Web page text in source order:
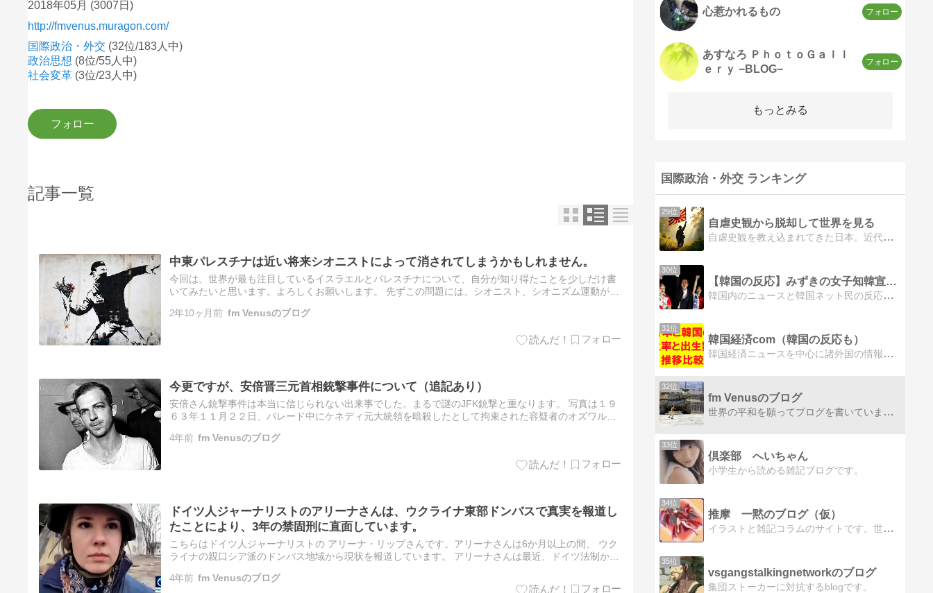
2018年05月 (3007日)
http://fmvenus.muragon.com/
国際政治・外交 (32位/183人中)
政治思想 (8位/55人中)
社会変革 (3位/23人中)
記事一覧
中東パレスチナは近い将来シオニストによって消されてしまうかもしれません。
今回は、世界が最も注目しているイスラエルとパレスチナについて、自分が知り得たことを少しだけ書
いてみたいと思います。よろしくお願いします。 先ずこの問題には、シオニスト、シオニズム運動が必
故…
2年10ヶ月前 fm Venusのブログ
今更ですが、安倍晋三元首相銃撃事件について（追記あり）
安倍さん銃撃事件は本当に信じられない出来事でした。まるで謎のJFK銃撃と重なります。 写真は１９
６３年１１月２２日、パレード中にケネディ元大統領を暗殺したとして拘束された容疑者のオズワル
な…
4年前 fm Venusのブログ
ドイツ人ジャーナリストのアリーナさんは、ウクライナ東部ドンバスで真実を報道し
たことにより、3年の禁固刑に直面しています。
こちらはドイツ人ジャーナリストの アリーナ・リップさんです。アリーナさんは6か月以上の間、 ウク
ライナの親口シア派のドンバス地域から現状を報道しています。 アリーナさんは最近、ドイツ法制から
4年前 fm Venusのブログ
心惹かれるもの
あすなろ ＰｈｏｔｏＧａｌｌ
ｅｒｙ −BLOG−
もっとみる
国際政治・外交 ランキング
29位
自虐史観から脱却して世界を見る
自虐史観を教え込まれてきた日本。近代史を学ばない学校教育。明治維新以降を見てみるとあの戦争が何故起きたのかが見えてきます。
30位
【韓国の反応】みずきの女子知韓宣言（´∀｀*)
韓国内のニュースと韓国ネット民の反応です
31位
韓国経済com（韓国の反応も）
韓国経済ニュースを中心に諸外国の情報を韓国好き管理人の主観でまとめます
32位
fm Venusのブログ
世界の平和を願ってブログを書いています。
33位
倶楽部 へいちゃん
小学生から読める雑記ブログです。
34位
推摩 一黙のブログ（仮）
イラストと雑記コラムのサイトです。世界の動きや動き紹介したり分析したりしています。あとイラスト等のUPもしています
35位
vsgangstalkingnetworkのブログ
集団ストーカーに対抗するblogです。